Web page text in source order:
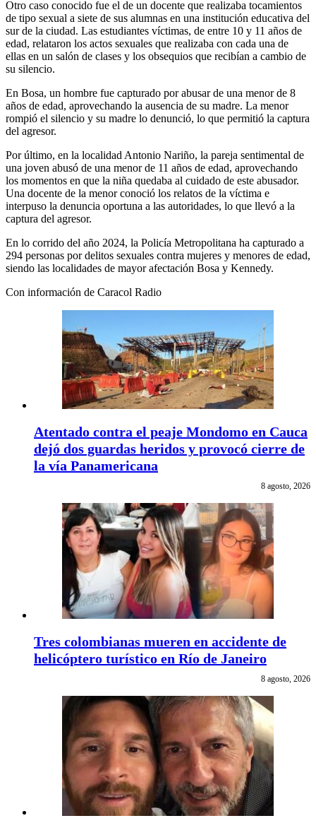
Otro caso conocido fue el de un docente que realizaba tocamientos
de tipo sexual a siete de sus alumnas en una institución educativa del
sur de la ciudad. Las estudiantes víctimas, de entre 10 y 11 años de
edad, relataron los actos sexuales que realizaba con cada una de
ellas en un salón de clases y los obsequios que recibían a cambio de
su silencio.
En Bosa, un hombre fue capturado por abusar de una menor de 8
años de edad, aprovechando la ausencia de su madre. La menor
rompió el silencio y su madre lo denunció, lo que permitió la captura
del agresor.
Por último, en la localidad Antonio Nariño, la pareja sentimental de
una joven abusó de una menor de 11 años de edad, aprovechando
los momentos en que la niña quedaba al cuidado de este abusador.
Una docente de la menor conoció los relatos de la víctima e
interpuso la denuncia oportuna a las autoridades, lo que llevó a la
captura del agresor.
En lo corrido del año 2024, la Policía Metropolitana ha capturado a
294 personas por delitos sexuales contra mujeres y menores de edad,
siendo las localidades de mayor afectación Bosa y Kennedy.
Con información de Caracol Radio
Atentado contra el peaje Mondomo en Cauca
dejó dos guardas heridos y provocó cierre de
la vía Panamericana
8 agosto, 2026
Tres colombianas mueren en accidente de
helicóptero turístico en Río de Janeiro
8 agosto, 2026